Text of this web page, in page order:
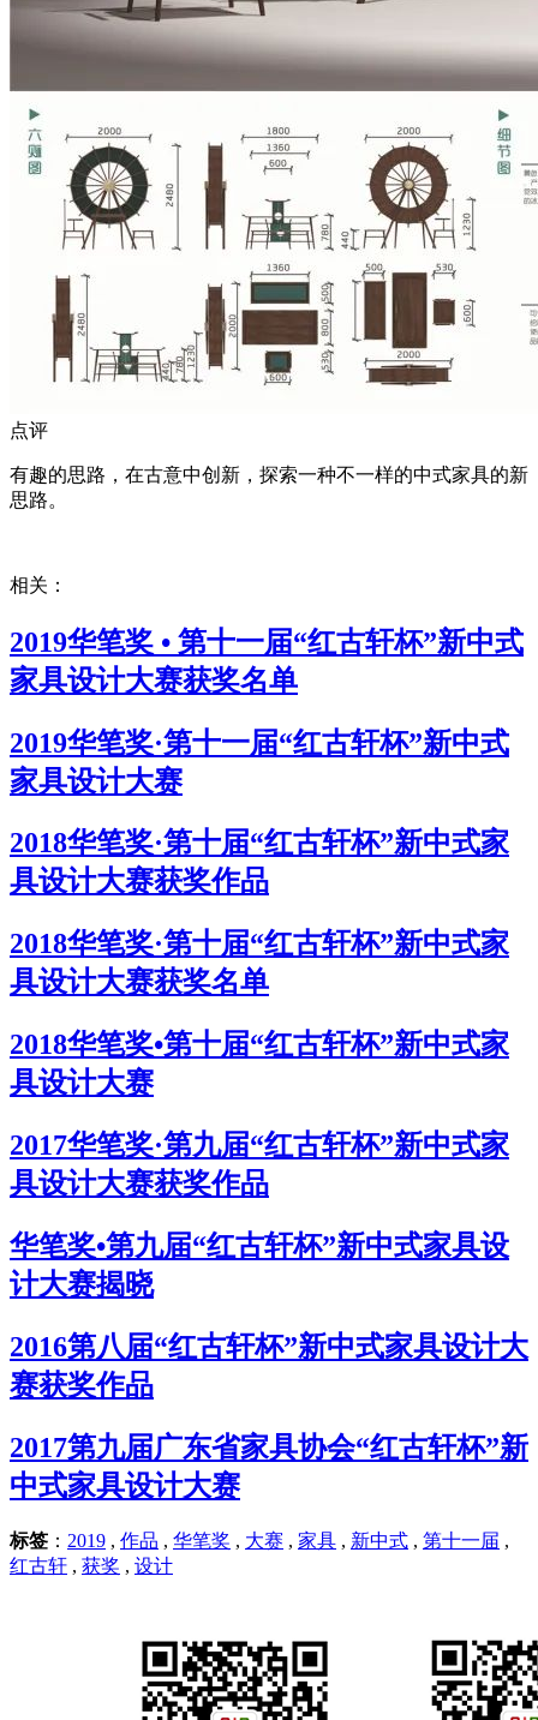
点评
有趣的思路，在古意中创新，探索一种不一样的中式家具的新
思路。
相关：
2019华笔奖 • 第十一届“红古轩杯”新中式
家具设计大赛获奖名单
2019华笔奖·第十一届“红古轩杯”新中式
家具设计大赛
2018华笔奖·第十届“红古轩杯”新中式家
具设计大赛获奖作品
2018华笔奖·第十届“红古轩杯”新中式家
具设计大赛获奖名单
2018华笔奖•第十届“红古轩杯”新中式家
具设计大赛
2017华笔奖·第九届“红古轩杯”新中式家
具设计大赛获奖作品
华笔奖•第九届“红古轩杯”新中式家具设
计大赛揭晓
2016第八届“红古轩杯”新中式家具设计大
赛获奖作品
2017第九届广东省家具协会“红古轩杯”新
中式家具设计大赛
标签 ： 2019 , 作品 , 华笔奖 , 大赛 , 家具 , 新中式 , 第十一届 ,
红古轩 , 获奖 , 设计